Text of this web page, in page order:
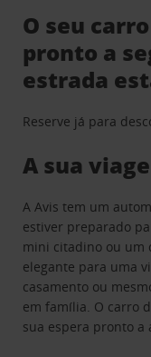
O seu
pronto a
estrada
Reserve já para
A sua
A Avis tem um
estiver preparado
mini citadino ou um
elegante para uma
casamento ou
em família. O carro
sua espera pronto a